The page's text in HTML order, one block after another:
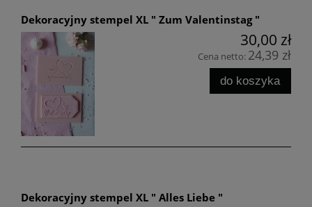
Dekoracyjny stempel XL " Zum Valentinstag "
30,00 zł
Cena netto: 24,39 zł
do koszyka
Dekoracyjny stempel XL " Alles Liebe "